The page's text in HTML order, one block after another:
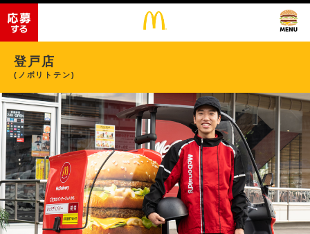
登戸店
(ノボリトテン)